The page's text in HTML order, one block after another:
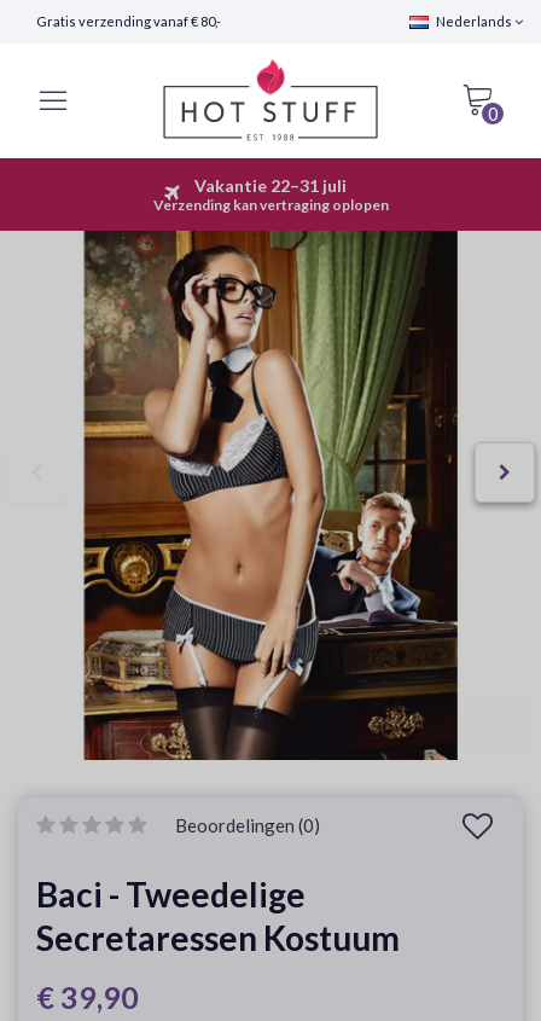
Gratis verzending vanaf € 80,- Nederlands
0
Snelle Verzending (24 uur)
Vakantie 22–31 juli
Verzending kan vertraging oplopen
Beoordelingen (0)
Baci - Tweedelige
Secretaressen Kostuum
€ 39,90